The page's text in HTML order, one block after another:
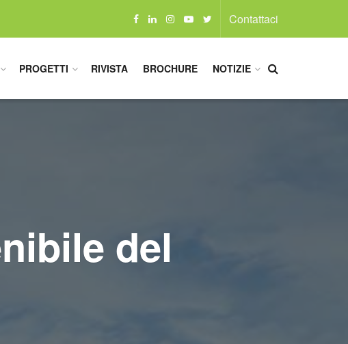
Contattaci
PROGETTI RIVISTA BROCHURE NOTIZIE
del